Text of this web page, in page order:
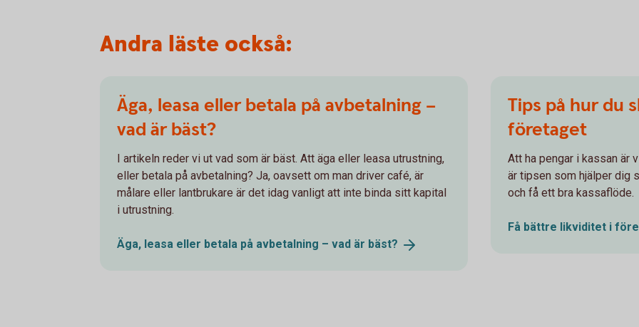
Andra läste också:
Äga, leasa eller betala på avbetalning –
vad är bäst?
I artikeln reder vi ut vad som är bäst. Att äga eller leasa utrustning,
eller betala på avbetalning? Ja, oavsett om man driver café, är
målare eller lantbrukare är det idag vanligt att inte binda sitt kapital
i utrustning.
Äga, leasa eller betala på avbetalning – vad är bäst?
Tips på hur du
företaget
Att ha pengar i kassan är
är tipsen som hjälper dig
och få ett bra kassaflöde.
Få bättre likviditet i